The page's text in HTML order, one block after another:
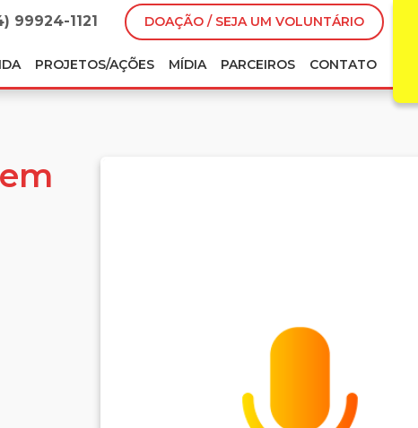
99924-1121
DOAÇÃO / SEJA UM VOLUNTÁRIO
PROJETOS/AÇÕES MÍDIA PARCEIROS CONTATO